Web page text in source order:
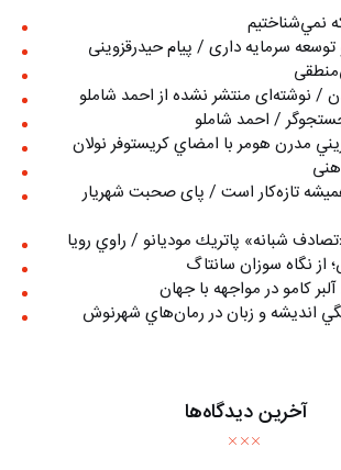
نمي‌شناختيم
توسعه سرمایه داری / پیام حیدرقزوینی
/ نوشته‌ای منتشر نشده از احمد شاملو
/ احمد شاملو
مدرن هومر با امضاي كريستوفر نولان
تازه‌كار است / پای صحبت شهريار
شبانه» پاتريك موديانو / راوي رويا
از نگاه سوزان سانتاگ
کامو در مواجهه با جهان
انديشه و زبان در رمان‌هاي شهرنوش
آخرین دیدگاه‌ها